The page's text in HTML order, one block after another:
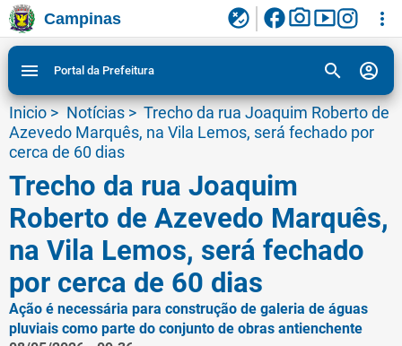
Ir para conteudo
Ir para menu do site da Prefeitura de Campinas
Ligar/Desligar contraste visual de tela para
acessibilidade
3
Campinas flaky facebookphoto_camerasmart_display more_vert
menu Portal da Prefeitura search account_circle
Inicio > Notícias> Trecho da rua Joaquim Roberto de
Azevedo Marquês, na Vila Lemos, será fechado por
cerca de 60 dias
Trecho da rua Joaquim
Roberto de Azevedo Marquês,
na Vila Lemos, será fechado
por cerca de 60 dias
Ação é necessária para construção de galeria de águas
pluviais como parte do conjunto de obras antienchente